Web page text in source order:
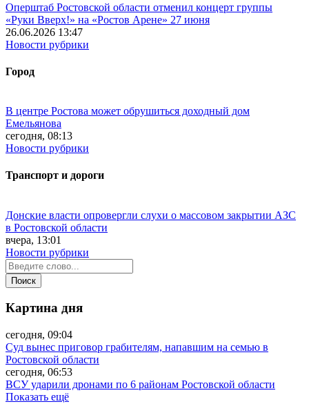
Оперштаб Ростовской области отменил концерт группы
«Руки Вверх!» на «Ростов Арене» 27 июня
26.06.2026 13:47
Новости рубрики
Город
В центре Ростова может обрушиться доходный дом
Емельянова
сегодня, 08:13
Новости рубрики
Транспорт и дороги
Донские власти опровергли слухи о массовом закрытии АЗС
в Ростовской области
вчера, 13:01
Новости рубрики
Картина дня
сегодня, 09:04
Суд вынес приговор грабителям, напавшим на семью в
Ростовской области
сегодня, 06:53
ВСУ ударили дронами по 6 районам Ростовской области
Показать ещё